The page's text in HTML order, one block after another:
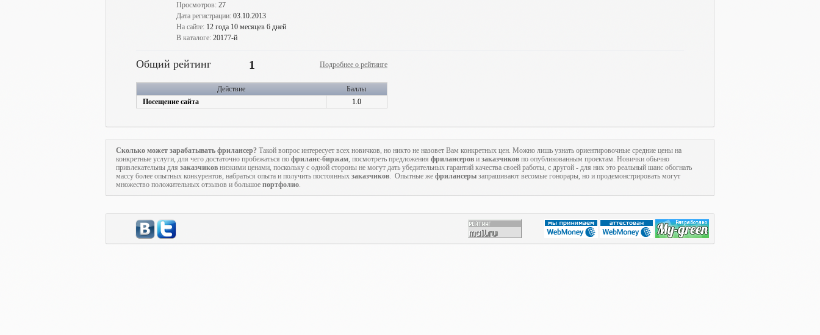
Просмотров: 27
Дата регистрации: 03.10.2013
На сайте: 12 года 10 месяцев 6 дней
В каталоге: 20177-й
Общий рейтинг 1 Подробнее о рейтинге
Действие
Баллы
Посещение сайта
1.0
Сколько может зарабатывать фрилансер? Такой вопрос интересует всех новичков, но никто не назовет Вам конкретных цен. Можно лишь узнать ориентировочные средние цены на
конкретные услуги, для чего достаточно пробежаться по фриланс-биржам, посмотреть предложения фрилансеров и заказчиков по опубликованным проектам. Новички обычно
привлекательны для заказчиков низкими ценами, поскольку с одной стороны не могут дать убедительных гарантий качества своей работы, с другой - для них это реальный шанс обогнать
массу более опытных конкурентов, набраться опыта и получить постоянных заказчиков. Опытные же фрилансеры запрашивают весомые гонорары, но и продемонстрировать могут
множество положительных отзывов и большое портфолио.